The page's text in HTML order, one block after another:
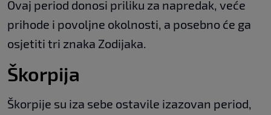
Ovaj period donosi priliku za napredak, veće
prihode i povoljne okolnosti, a posebno će ga
osjetiti tri znaka Zodijaka.
Škorpija
Škorpije su iza sebe ostavile izazovan period,